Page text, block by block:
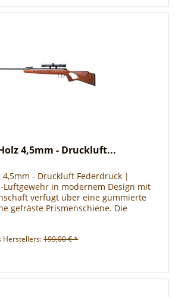
4,5mm - Druckluft...
4,5mm - Druckluft Federdruck |
Luftgewehr in modernem Design mit
verfügt über eine gummierte
gefräste Prismenschiene. Die
Lochschaft mit Fischhaut...
Herstellers:199,00 € *